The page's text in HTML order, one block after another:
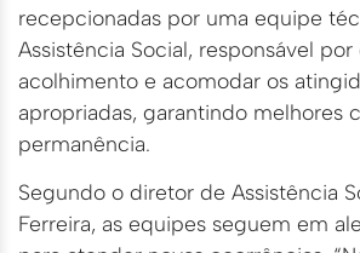
recepcionadas por uma equipe
Assistência Social, responsável por
acolhimento e acomodar os
apropriadas, garantindo melhores
permanência.
Segundo o diretor de Assistência
Ferreira, as equipes seguem em